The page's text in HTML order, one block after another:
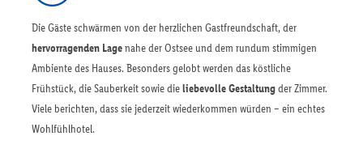
Die Gäste schwärmen von der herzlichen Gastfreundschaft, der
hervorragenden Lagenahe der Ostsee und dem rundum stimmigen
Ambiente des Hauses. Besonders gelobt werden das köstliche
Frühstück, die Sauberkeit sowie dieliebevolle Gestaltungder Zimmer.
Viele berichten, dass sie jederzeit wiederkommen würden – ein echtes
Wohlfühlhotel.